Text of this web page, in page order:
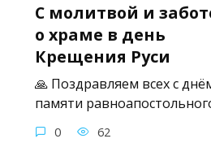
С молитвой и
о храме в день
Крещения Руси
🙏 Поздравляем всех с
памяти
0 62